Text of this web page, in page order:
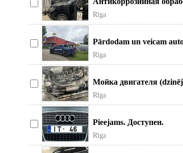
Rīga
Pārdodam un veicam
Rīga
Мойка двигателя
Rīga
Pieejams. Доступен.
Rīga